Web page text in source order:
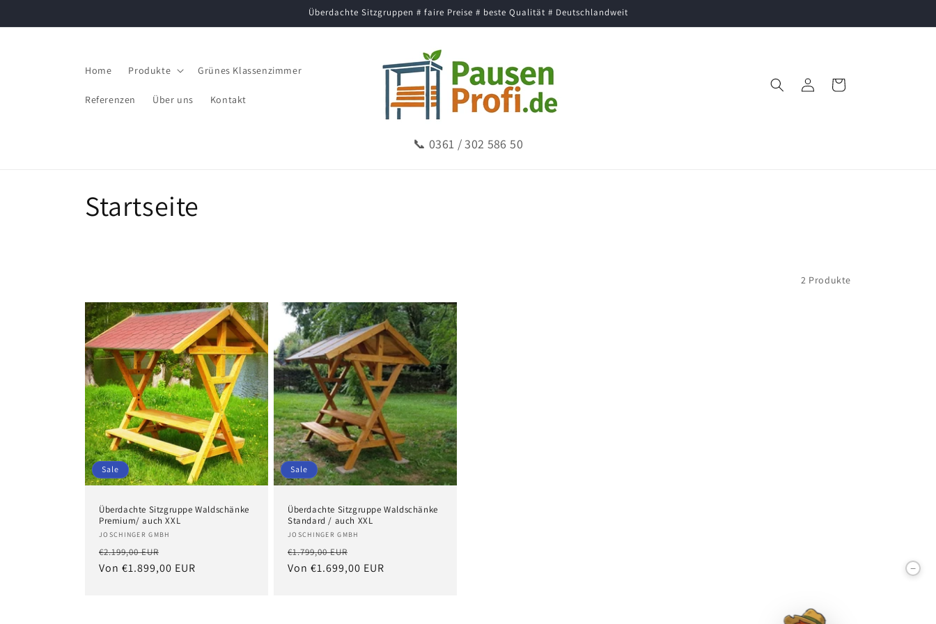
Inhalt
Überdachte Sitzgruppen # faire Preise # beste Qualität # Deutschlandweit
Home Produkte Grünes Klassenzimmer
Referenzen Über uns Kontakt
📞 0361 / 302 586 50
EinloggenWarenkorb
K
e
g
o
r
i
e
Startseite
2 Produkte
Sale
Überdachte Sitzgruppe Waldschänke
Premium/ auch XXL
Anbieter:
JOSCHINGER GMBH
Normaler
Preis
€2.199,00 EUR
Von €1.899,00 EUR
Sale
Überdachte Sitzgruppe Waldschänke
Standard / auch XXL
Anbieter:
JOSCHINGER GMBH
Normaler
Preis
€1.799,00 EUR
Von €1.699,00 EUR
−